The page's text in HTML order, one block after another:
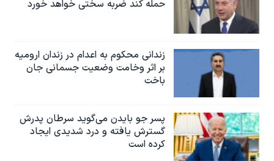
حمله کند ضربه سختی خواهد خورد
زندانی محکوم به اعدام در زندان ارومیه
بر اثر وخامت وضعیت جسمانی جان
باخت
پسر جو بایدن می‌گوید سرطان پدرش
گسترش یافته و درد شدیدی ایجاد
کرده است